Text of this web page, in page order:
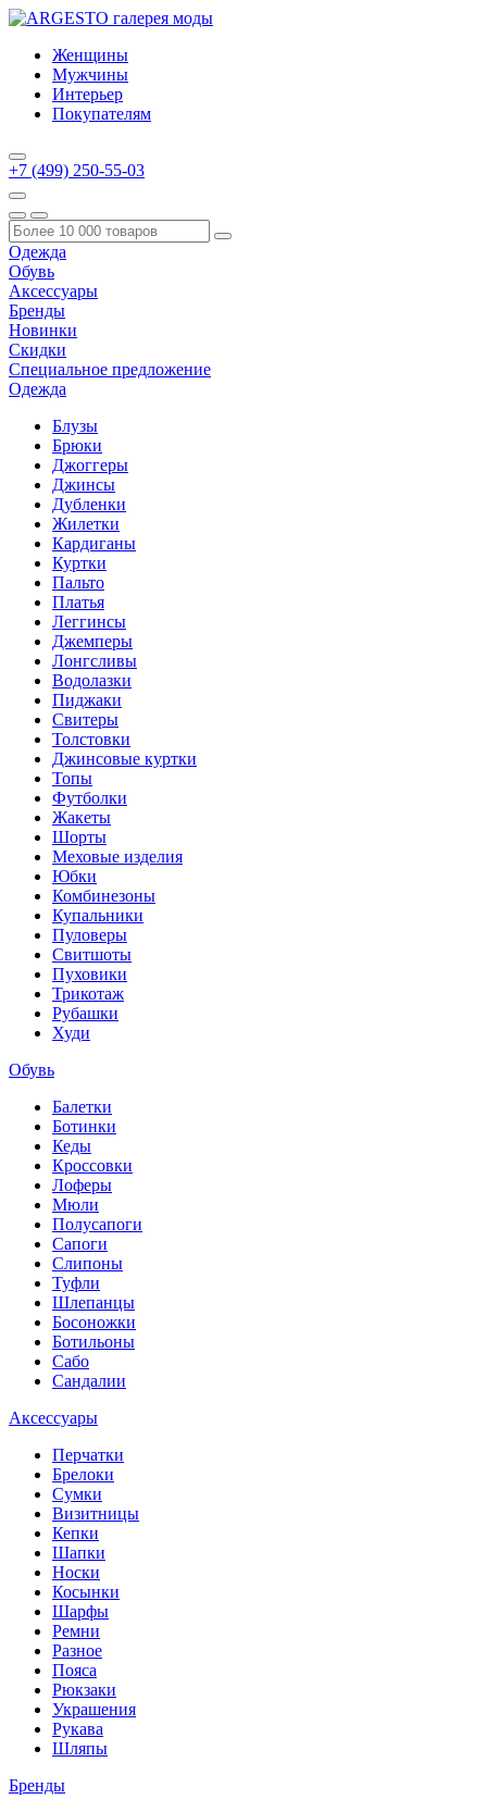
Женщины
Мужчины
Интерьер
Покупателям
+7 (499) 250-55-03
Одежда
Обувь
Аксессуары
Бренды
Новинки
Скидки
Специальное предложение
Одежда
Блузы
Брюки
Джоггеры
Джинсы
Дубленки
Жилетки
Кардиганы
Куртки
Пальто
Платья
Леггинсы
Джемперы
Лонгсливы
Водолазки
Пиджаки
Свитеры
Толстовки
Джинсовые куртки
Топы
Футболки
Жакеты
Шорты
Меховые изделия
Юбки
Комбинезоны
Купальники
Пуловеры
Свитшоты
Пуховики
Трикотаж
Рубашки
Худи
Обувь
Балетки
Ботинки
Кеды
Кроссовки
Лоферы
Мюли
Полусапоги
Сапоги
Слипоны
Туфли
Шлепанцы
Босоножки
Ботильоны
Сабо
Сандалии
Аксессуары
Перчатки
Брелоки
Сумки
Визитницы
Кепки
Шапки
Носки
Косынки
Шарфы
Ремни
Разное
Пояса
Рюкзаки
Украшения
Рукава
Шляпы
Бренды